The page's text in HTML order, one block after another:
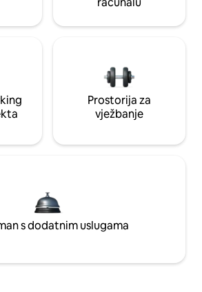
Prostorija za
vježbanje
s dodatnim uslugama